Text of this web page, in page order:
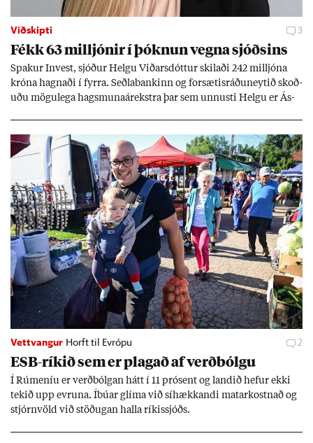
Viðskipti 3
Fékk 63 millj­ón­ir í þókn­un vegna sjóðs­ins
Spak­ur In­vest, sjóð­ur Helgu Við­ars­dótt­ur skil­aði 242 millj­óna
króna hagn­aði í fyrra. Seðla­bank­inn og for­sæt­is­ráðu­neyt­ið skoð­
uðu mögu­lega hags­muna­árekstra þar sem unnusti Helgu er Ás­
Vettvangur Horft til Evrópu 2
ESB-rík­ið sem er plag­að af verð­bólgu
Í Rúm­en­íu er verð­bólg­an hátt í 11 pró­sent og land­ið hef­ur ekki
tek­ið upp evr­una. Íbú­ar glíma við sí­hækk­andi mat­ar­kostn­að og
stjórn­völd við stöð­ug­an halla rík­is­sjóðs.